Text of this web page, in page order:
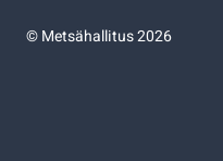
©Metsähallitus 2026